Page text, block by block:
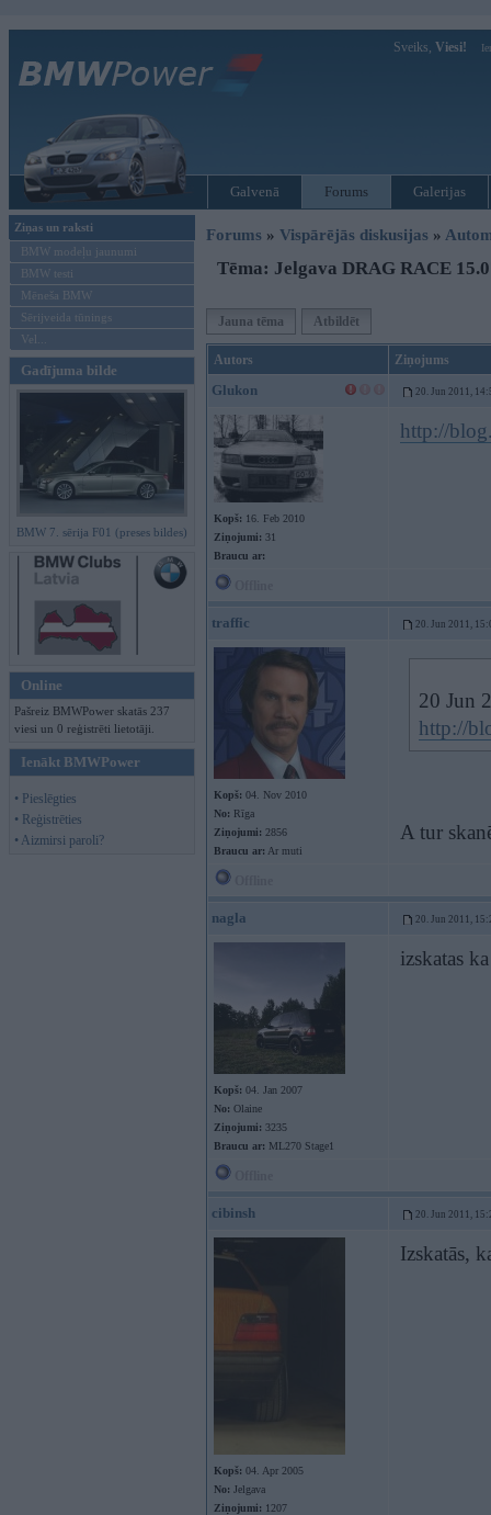
Sveiks, Viesi!
Galvenā Forums Galerijas
Ziņas un raksti
BMW modeļu jaunumi
BMW testi
Mēneša BMW
Sērijveida tūnings
Vel...
Gadījuma bilde
BMW 7. sērija F01 (preses bildes)
Online
Pašreiz BMWPower skatās 237
viesi un 0 reģistrēti lietotāji.
Ienākt BMWPower
• Pieslēgties
• Reģistrēties
• Aizmirsi paroli?
Forums » Vispārējās diskusijas »
Tēma: Jelgava DRAG RACE
Jauna tēma Atbildēt
Autors Ziņojums
Glukon 20. Jun 2011,
Kopš: 16. Feb 2010
Ziņojumi: 31
Braucu ar:
http://
traffic 20. Jun 2011,
Kopš: 04. Nov 2010
No: Rīga
Ziņojumi: 2856
Braucu ar: Ar muti
20 Jun
http://
A tur
nagla 20. Jun 2011,
Kopš: 04. Jan 2007
No: Olaine
Ziņojumi: 3235
Braucu ar: ML270 Stage1
izskatas
cibinsh 20. Jun 2011,
Kopš: 04. Apr 2005
No: Jelgava
Ziņojumi: 1207
Izskatās,